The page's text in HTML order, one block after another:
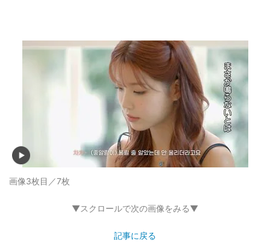
画像3枚目／7枚
▼スクロールで次の画像をみる▼
記事に戻る